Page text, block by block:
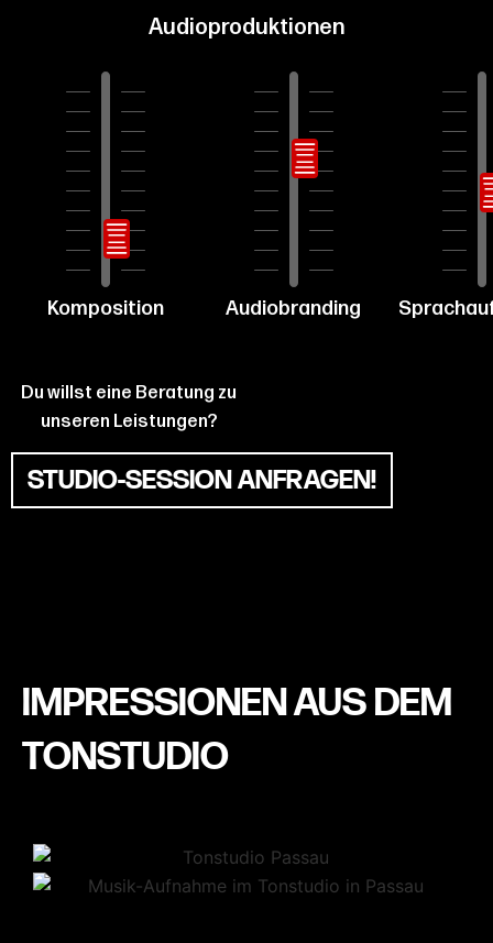
Audioproduktionen
Komposition Audiobranding
Du willst eine Beratung zu
unseren Leistungen?
STUDIO-SESSION ANFRAGEN!
IMPRESSIONEN AUS DEM
TONSTUDIO